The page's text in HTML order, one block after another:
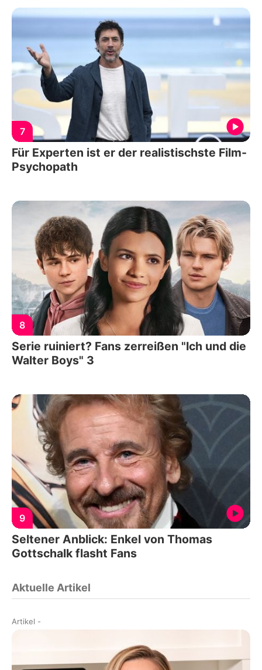
7
Für Experten ist er der realistischste Film-
Psychopath
8
Serie ruiniert? Fans zerreißen "Ich und die
Walter Boys" 3
9
Seltener Anblick: Enkel von Thomas
Gottschalk flasht Fans
Aktuelle Artikel
Artikel -